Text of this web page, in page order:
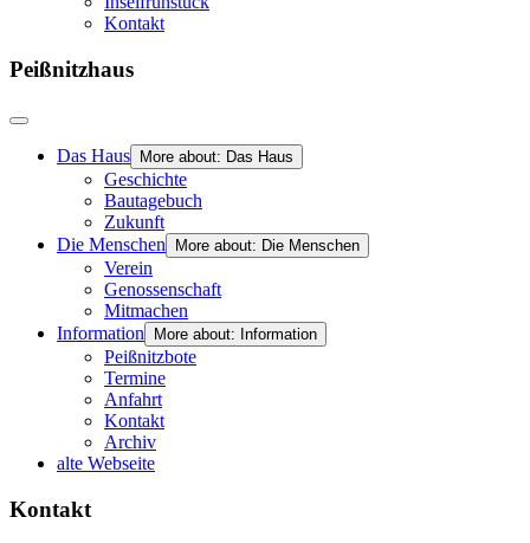
Kontakt
Peißnitzhaus
Das Haus More about: Das Haus
Geschichte
Bautagebuch
Zukunft
Die Menschen
More about: Die Menschen
Verein
Genossenschaft
Mitmachen
Information
More about: Information
Peißnitzbote
Termine
Anfahrt
Kontakt
Archiv
alte Webseite
Kontakt